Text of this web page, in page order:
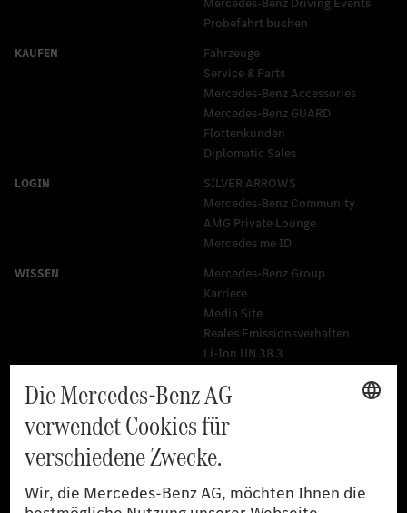
Probefahrt buchen
Fahrzeuge
Service & Parts
Mercedes-Benz Accessories
Mercedes‑Benz GUARD
Flottenkunden
Diplomatic Sales
SILVER ARROWS
Mercedes-Benz Community
AMG Private Lounge
Mercedes me ID
Mercedes-Benz Group
Karriere
Media Site
Reales Emissionsverhalten
Li-Ion UN 38.3